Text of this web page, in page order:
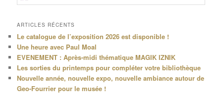
ARTICLES RÉCENTS
Le catalogue de l’exposition 2026 est disponible !
Une heure avec Paul Moal
EVENEMENT : Après-midi thématique MAGIK IZNIK
Les sorties du printemps pour compléter votre bibliothèque
Nouvelle année, nouvelle expo, nouvelle ambiance autour de
Geo-Fourrier pour le musée !